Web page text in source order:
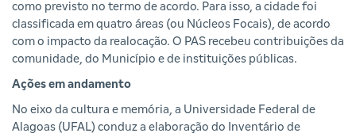
como previsto no termo de acordo. Para isso, a cidade foi
classificada em quatro áreas (ou Núcleos Focais), de acordo
com o impacto da realocação. O PAS recebeu contribuições da
comunidade, do Município e de instituições públicas.
Ações em andamento
No eixo da cultura e memória, a Universidade Federal de
Alagoas (UFAL) conduz a elaboração do Inventário de